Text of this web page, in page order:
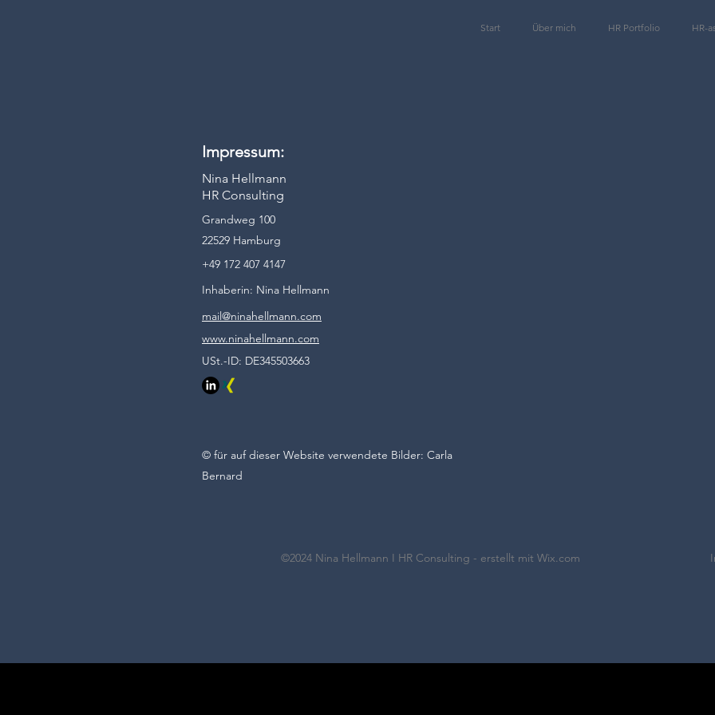
Start Über mich HR Portfolio HR-
Impressum:
Nina Hellmann
HR Consulting
Grandweg 100
22529 Hamburg
+49 172 407 4147
Inhaberin: Nina Hellmann
mail@ninahellmann.com
www.ninahellmann.com
USt.-ID: DE345503663
© für auf dieser Website verwendete Bilder: Carla
Bernard
©2024 Nina Hellmann I HR Consulting - erstellt mit Wix.com